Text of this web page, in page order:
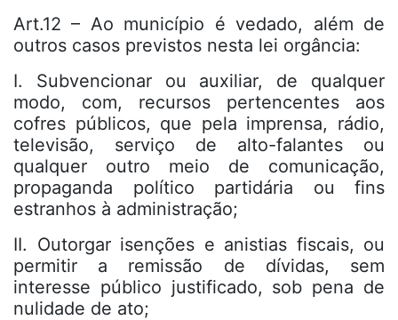
Art.12 – Ao município é vedado, além de
outros casos previstos nesta lei orgância:
I. Subvencionar ou auxiliar, de qualquer
modo, com, recursos pertencentes aos
cofres públicos, que pela imprensa, rádio,
televisão, serviço de alto-falantes ou
qualquer outro meio de comunicação,
propaganda político partidária ou fins
estranhos à administração;
II. Outorgar isenções e anistias fiscais, ou
permitir a remissão de dívidas, sem
interesse público justificado, sob pena de
nulidade de ato;